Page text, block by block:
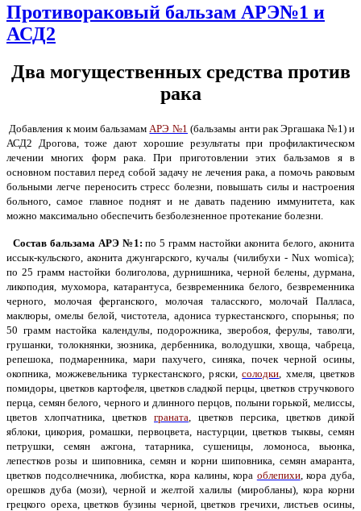
Противораковый бальзам АРЭ№1 и
АСД2
Два могущественных средства против
рака
Добавления к моим бальзамам АРЭ №1 (бальзамы анти рак Эргашака №1) и
АСД2 Дрогова, тоже дают хорошие результаты при профилактическом
лечении многих форм рака. При приготовлении этих бальзамов я в
основном поставил перед собой задачу не лечения рака, а помочь раковым
больными легче переносить стресс болезни, повышать силы и настроения
больного, самое главное поднят и не давать падению иммунитета, как
можно максимально обеспечить безболезненное протекание болезни.
Состав бальзама АРЭ №1: по 5 грамм настойки аконита белого, аконита
иссык-кульского, аконита джунгарского, кучалы (чилибухи - Nux womica);
по 25 грамм настойки болиголова, дурнишника, черной белены, дурмана,
ликоподия, мухомора, катарантуса, безвременника белого, безвременника
черного, молочая ферганского, молочая таласского, молочай Палласа,
маклюры, омелы белой, чистотела, адониса туркестанского, спорынья; по
50 грамм настойка календулы, подорожника, зверобоя, ферулы, таволги,
грушанки, толокнянки, зюзника, дербенника, володушки, хвоща, чабреца,
репешока, подмаренника, мари пахучего, синяка, почек черной осины,
окопника, можжевельника туркестанского, ряски,солодки , хмеля, цветков
помидоры, цветков картофеля, цветков сладкой перцы, цветков стручкового
перца, семян белого, черного и длинного перцов, полыни горькой, мелиссы,
цветов хлопчатника, цветков граната , цветков персика, цветков дикой
яблоки, цикория, ромашки, первоцвета, настурции, цветков тыквы, семян
петрушки, семян ажгона, татарника, сушеницы, ломоноса, вьюнка,
лепестков розы и шиповника, семян и корни шиповника, семян амаранта,
цветков подсолнечника, любистка, кора калины, кора облепихи, кора дуба,
орешков дуба (мози), черной и желтой халилы (миробланы), кора корни
грецкого ореха, цветков бузины черной, цветков гречихи, листьев осины,